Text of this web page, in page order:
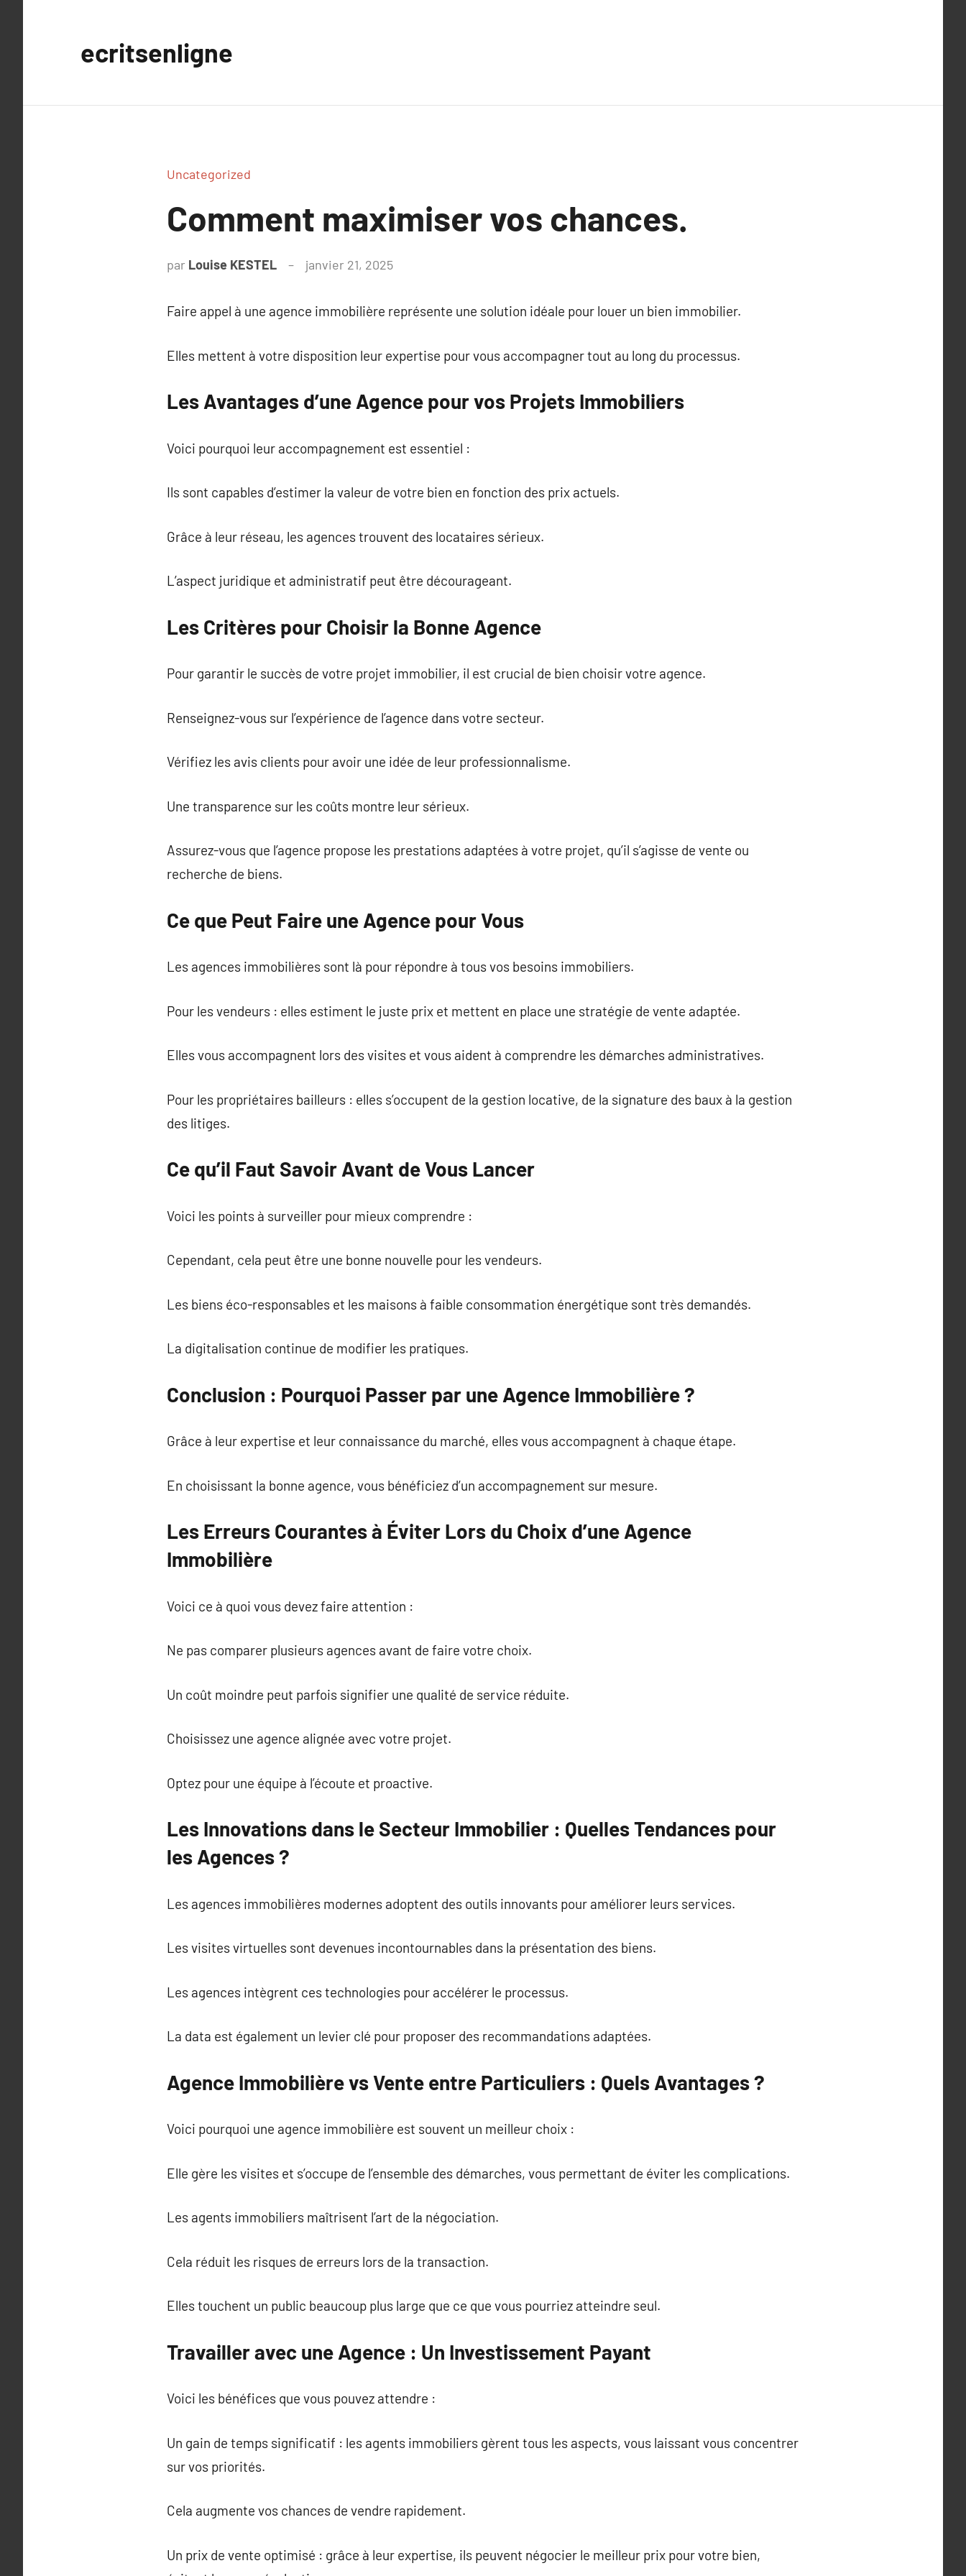
ecritsenligne
Uncategorized
Comment maximiser vos chances.
par Louise KESTEL janvier 21, 2025
Faire appel à une agence immobilière représente une solution idéale pour louer un bien immobilier.
Elles mettent à votre disposition leur expertise pour vous accompagner tout au long du processus.
Les Avantages d’une Agence pour vos Projets Immobiliers
Voici pourquoi leur accompagnement est essentiel :
Ils sont capables d’estimer la valeur de votre bien en fonction des prix actuels.
Grâce à leur réseau, les agences trouvent des locataires sérieux.
L’aspect juridique et administratif peut être décourageant.
Les Critères pour Choisir la Bonne Agence
Pour garantir le succès de votre projet immobilier, il est crucial de bien choisir votre agence.
Renseignez-vous sur l’expérience de l’agence dans votre secteur.
Vérifiez les avis clients pour avoir une idée de leur professionnalisme.
Une transparence sur les coûts montre leur sérieux.
Assurez-vous que l’agence propose les prestations adaptées à votre projet, qu’il s’agisse de vente ou
recherche de biens.
Ce que Peut Faire une Agence pour Vous
Les agences immobilières sont là pour répondre à tous vos besoins immobiliers.
Pour les vendeurs : elles estiment le juste prix et mettent en place une stratégie de vente adaptée.
Elles vous accompagnent lors des visites et vous aident à comprendre les démarches administratives.
Pour les propriétaires bailleurs : elles s’occupent de la gestion locative, de la signature des baux à la gestion
des litiges.
Ce qu’il Faut Savoir Avant de Vous Lancer
Voici les points à surveiller pour mieux comprendre :
Cependant, cela peut être une bonne nouvelle pour les vendeurs.
Les biens éco-responsables et les maisons à faible consommation énergétique sont très demandés.
La digitalisation continue de modifier les pratiques.
Conclusion : Pourquoi Passer par une Agence Immobilière ?
Grâce à leur expertise et leur connaissance du marché, elles vous accompagnent à chaque étape.
En choisissant la bonne agence, vous bénéficiez d’un accompagnement sur mesure.
Les Erreurs Courantes à Éviter Lors du Choix d’une Agence
Immobilière
Voici ce à quoi vous devez faire attention :
Ne pas comparer plusieurs agences avant de faire votre choix.
Un coût moindre peut parfois signifier une qualité de service réduite.
Choisissez une agence alignée avec votre projet.
Optez pour une équipe à l’écoute et proactive.
Les Innovations dans le Secteur Immobilier : Quelles Tendances pour
les Agences ?
Les agences immobilières modernes adoptent des outils innovants pour améliorer leurs services.
Les visites virtuelles sont devenues incontournables dans la présentation des biens.
Les agences intègrent ces technologies pour accélérer le processus.
La data est également un levier clé pour proposer des recommandations adaptées.
Agence Immobilière vs Vente entre Particuliers : Quels Avantages ?
Voici pourquoi une agence immobilière est souvent un meilleur choix :
Elle gère les visites et s’occupe de l’ensemble des démarches, vous permettant de éviter les complications.
Les agents immobiliers maîtrisent l’art de la négociation.
Cela réduit les risques de erreurs lors de la transaction.
Elles touchent un public beaucoup plus large que ce que vous pourriez atteindre seul.
Travailler avec une Agence : Un Investissement Payant
Voici les bénéfices que vous pouvez attendre :
Un gain de temps significatif : les agents immobiliers gèrent tous les aspects, vous laissant vous concentrer
sur vos priorités.
Cela augmente vos chances de vendre rapidement.
Un prix de vente optimisé : grâce à leur expertise, ils peuvent négocier le meilleur prix pour votre bien,